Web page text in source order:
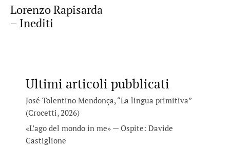
Lorenzo Rapisarda
– Inediti
Ultimi articoli pubblicati
José Tolentino Mendonça, “La lingua primitiva”
(Crocetti, 2026)
«L’ago del mondo in me» — Ospite: Davide
Castiglione